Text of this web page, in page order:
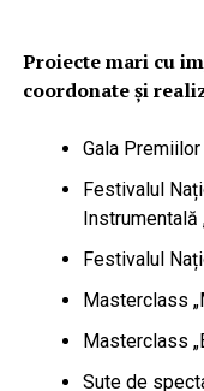
Proiecte mari cu
coordonate și
Gala Premiilor
Festivalul
Instrumentală
Festivalul
Masterclass
Masterclass
Sute de